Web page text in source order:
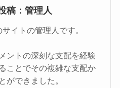
稿：管理人
イトの管理人です。
ントの深刻な支配を経験
ことでその複雑な支配か
ができました。